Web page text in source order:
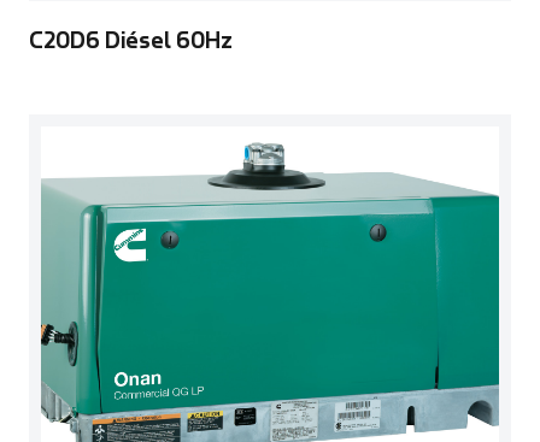
C20D6 Diésel 60Hz